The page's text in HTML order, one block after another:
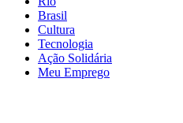
Brasil
Cultura
Tecnologia
Ação Solidária
Meu Emprego